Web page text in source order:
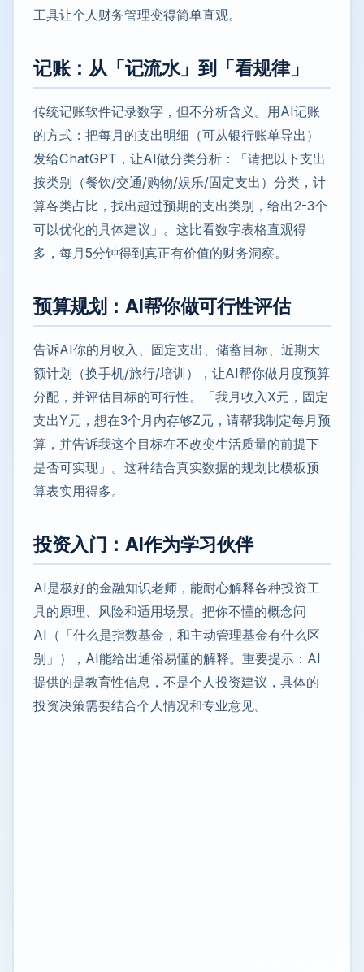
工具让个人财务管理变得简单直观。
记账：从「记流水」到「看规律」
传统记账软件记录数字，但不分析含义。用AI记账
的方式：把每月的支出明细（可从银行账单导出）
发给ChatGPT，让AI做分类分析：「请把以下支出
按类别（餐饮/交通/购物/娱乐/固定支出）分类，计
算各类占比，找出超过预期的支出类别，给出2-3个
可以优化的具体建议」。这比看数字表格直观得
多，每月5分钟得到真正有价值的财务洞察。
预算规划：AI帮你做可行性评估
告诉AI你的月收入、固定支出、储蓄目标、近期大
额计划（换手机/旅行/培训），让AI帮你做月度预算
分配，并评估目标的可行性。「我月收入X元，固定
支出Y元，想在3个月内存够Z元，请帮我制定每月预
算，并告诉我这个目标在不改变生活质量的前提下
是否可实现」。这种结合真实数据的规划比模板预
算表实用得多。
投资入门：AI作为学习伙伴
AI是极好的金融知识老师，能耐心解释各种投资工
具的原理、风险和适用场景。把你不懂的概念问
AI（「什么是指数基金，和主动管理基金有什么区
别」），AI能给出通俗易懂的解释。重要提示：AI
提供的是教育性信息，不是个人投资建议，具体的
投资决策需要结合个人情况和专业意见。